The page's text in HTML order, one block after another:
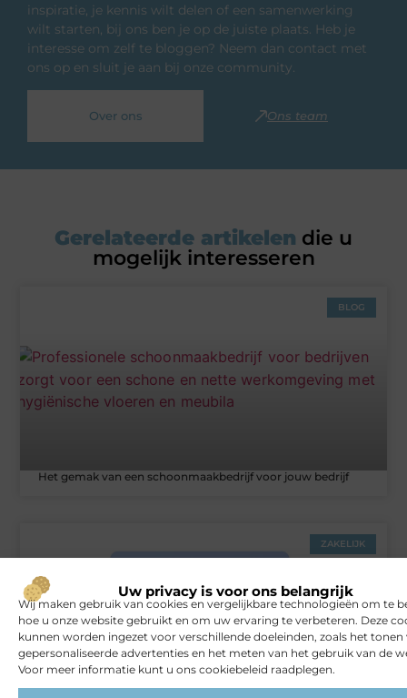
Uw privacy is voor ons belangrijk
Wij maken gebruik van cookies en vergelijkbare technologieën om te
hoe u onze website gebruikt en om uw ervaring te verbeteren. Deze
kunnen worden ingezet voor verschillende doeleinden, zoals het tonen
gepersonaliseerde advertenties en het meten van het gebruik van de
Voor meer informatie kunt u ons cookiebeleid raadplegen.
inspiratie, je kennis wilt delen of een samenwerking
wilt starten, bij ons ben je op de juiste plaats. Heb je
interesse om zelf te bloggen? Neem dan contact met
ons op en sluit je aan bij onze community.
Over ons Ons team
Gerelateerde artikelen die u
mogelijk interesseren
BLOG
Het gemak van een schoonmaakbedrijf voor jouw bedrijf
ZAKELIJK